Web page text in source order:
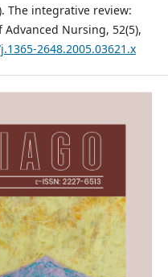
The integrative review:
Nursing, 52(5),
2648.2005.03621.x